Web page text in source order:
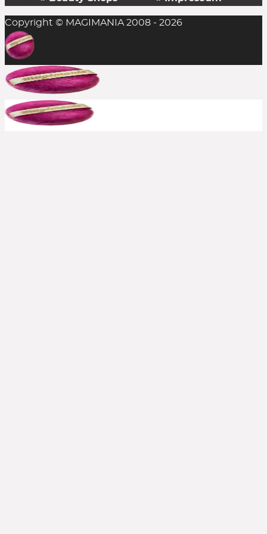
In der Regel ist das Einlösen mehrerer
Rabattcodes auf einen Einkauf nicht möglich,
aber man sollte es stets probieren. Die
Kombination aus Rabattcode und Gratis-
Zugabe(n) gelingt durchaus mal, insofern alle
anderen Bedingungen erfüllt sind.
Bereits reduzierte Produkte sind meist von
Copyright © MAGIMANIA 2008 - 2026